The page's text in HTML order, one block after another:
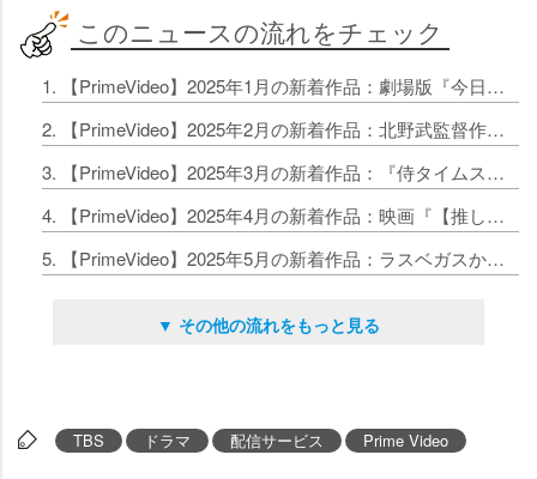
このニュースの流れをチェック
1. 【PrimeVideo】2025年1月の新着作品：劇場版『今日から俺は!!』『すずめの戸締まり』、Number_iのライブ配信も
2. 【PrimeVideo】2025年2月の新着作品：北野武監督作や『ミニオン超変身』『関心領域』、WEST.オリジナルライブ映像などを配信
3. 【PrimeVideo】2025年3月の新着作品：『侍タイムスリッパ―』、劇場版「ハイキュー」、「MLB東京シリーズ」も
4. 【PrimeVideo】2025年4月の新着作品：映画『【推しの子】』やCreepy Nutsのドーム公演などを独占配信 新作春アニメも続々
5. 【PrimeVideo】2025年5月の新着作品：ラスベガスからボクシングを独占ライブ配信、今年公開の邦画も配信
▼ その他の流れをもっと見る
TBS ドラマ 配信サービス Prime Video